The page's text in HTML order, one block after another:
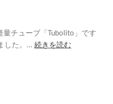
量チューブ「Tubolito」です
した。... 続きを読む